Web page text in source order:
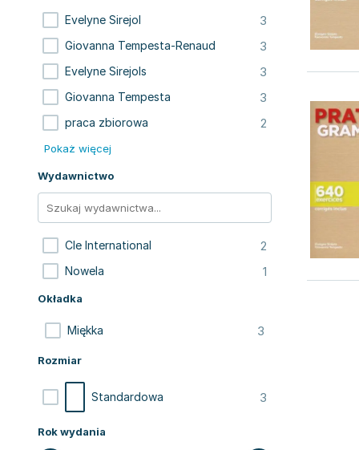
Evelyne Sirejol 3
Giovanna Tempesta-Renaud 3
Evelyne Sirejols 3
Giovanna Tempesta 3
praca zbiorowa 2
Pokaż więcej
Wydawnictwo
Cle International 2
Nowela 1
Okładka
Miękka 3
Rozmiar
Standardowa 3
Rok wydania